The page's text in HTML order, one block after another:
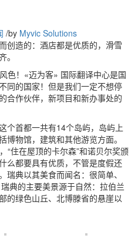
/by Myvic Solutions
创造的：酒店都是优质的，滑雪
。
色！«迈为客» 国际翻译中心是国
同的国家！但是我们一定不想停
合作伙伴，新项目和新办事处的
个首都一共有14个岛屿，岛屿上
物馆，建筑和其他游览方面。
“住在屋顶的卡尔森”和诺贝尔奖颁
么都要具有优质，不管是度假还
典以其美食而闻名：很简单、
典的主要美景源于自然：拉伯兰
的绿色山丘、北博滕省的悬崖以